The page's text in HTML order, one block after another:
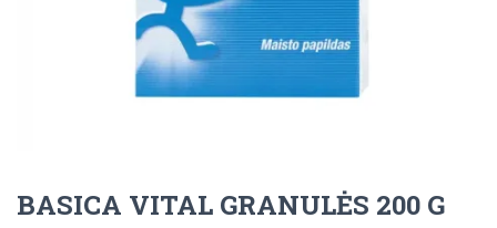
BASICA VITAL GRANULĖS 200 G